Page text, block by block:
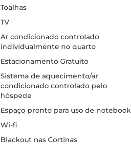
Toalhas
TV
Ar condicionado controlado
individualmente no quarto
Estacionamento Gratuito
Sistema de aquecimento/ar
condicionado controlado pelo
hóspede
Espaço pronto para uso de notebook
Wi-fi
Blackout nas Cortinas